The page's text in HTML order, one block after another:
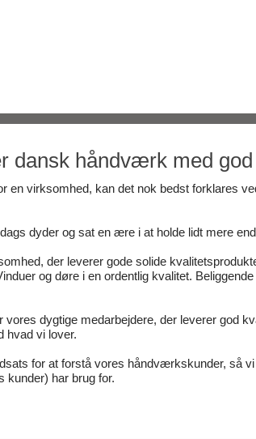
dansk håndværk med
en virksomhed, kan det nok bedst forklares
dyder og sat en ære i at holde lidt mere
der leverer gode solide
og døre i en ordentlig kvalitet.
dygtige medarbejdere, der leverer god
hvad vi lover.
for at forstå vores håndværkskunder, så
kunder) har brug for.